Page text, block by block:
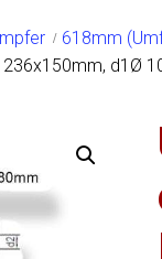
618mm
d1Ø